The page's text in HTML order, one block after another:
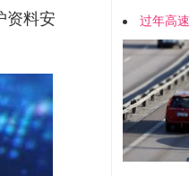
资料安